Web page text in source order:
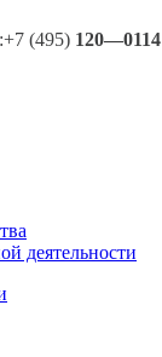
+7 (495) 120—0114
деятельности